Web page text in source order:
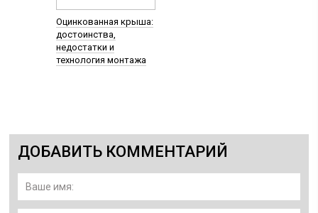
Оцинкованная крыша:
достоинства,
недостатки и
технология монтажа
ДОБАВИТЬ КОММЕНТАРИЙ